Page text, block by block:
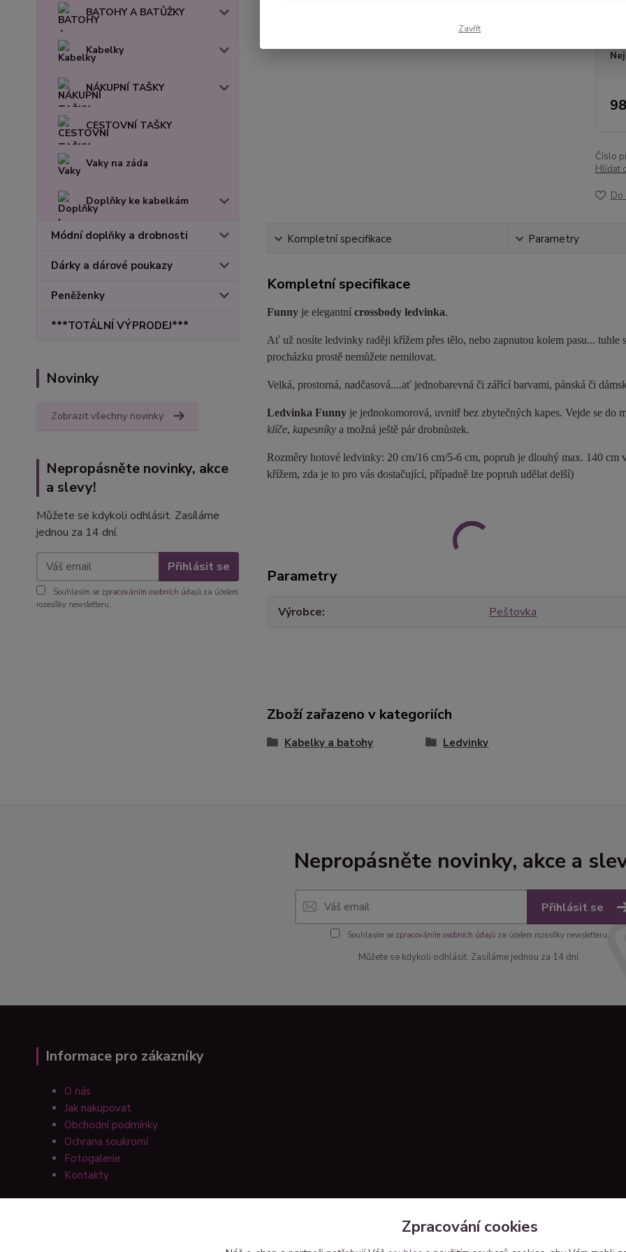
BATOHY A BATŮŽKY
Kabelky
NÁKUPNÍ TAŠKY
CESTOVNÍ TAŠKY
Vaky na záda
Doplňky ke kabelkám
Módní doplňky a drobnosti
Dárky a dárové poukazy
Peněženky
***TOTÁLNÍ VÝPRODEJ***
Novinky
Zobrazit všechny novinky
Nepropásněte novinky, akce
a slevy!
Můžete se kdykoli odhlásit. Zasíláme
jednou za 14 dní.
Přihlásit se
Souhlasím se zpracováním osobních údajů za účelem
rozesílky newsletteru.
Číslo
Hlídat
Do
Kompletní specifikace Parametry
Kompletní specifikace
Funny je elegantní crossbody ledvinka.
Ať už nosíte ledvinky raději křížem přes tělo, nebo zapnutou kolem pasu... tuhle
procházku prostě nemůžete nemilovat.
Velká, prostorná, nadčasová....ať jednobarevná či zářící barvami, pánská či
Ledvinka Funnyje jednokomorová, uvnitř bez zbytečných kapes. Vejde se do
klíče, kapesníkya možná ještě pár drobnůstek.
Rozměry hotové ledvinky: 20 cm/16 cm/5-6 cm, popruh je dlouhý max. 140 cm
křížem, zda je to pro vás dostačující, případně lze popruh udělat delší)
Parametry
Výrobce Peštovka
Zboží zařazeno v kategoriích
Kabelky a batohy Ledvinky
Nepropásněte novinky, akce a
Přihlásit se
Souhlasím se zpracováním osobních údajůza účelem rozesílky newsletteru.
Můžete se kdykoli odhlásit. Zasíláme jednou za 14 dní.
Informace pro zákazníky
O nás
Jak nakupovat
Obchodní podmínky
Ochrana soukromí
Fotogalerie
Kontakty
Zavřít
Zpracování cookies